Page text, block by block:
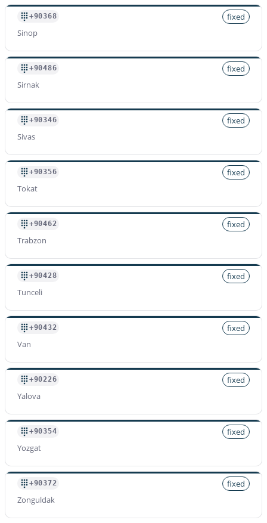
+90368
fixed
Sinop
+90486
fixed
Sirnak
+90346
fixed
Sivas
+90356
fixed
Tokat
+90462
fixed
Trabzon
+90428
fixed
Tunceli
+90432
fixed
Van
+90226
fixed
Yalova
+90354
fixed
Yozgat
+90372
fixed
Zonguldak